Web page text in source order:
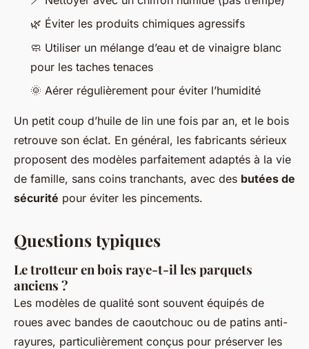
🌿 Éviter les produits chimiques agressifs
🧼 Utiliser un mélange d’eau et de vinaigre blanc
pour les taches tenaces
🌞 Aérer régulièrement pour éviter l’humidité
Un petit coup d’huile de lin une fois par an, et le bois
retrouve son éclat. En général, les fabricants sérieux
proposent des modèles parfaitement adaptés à la vie
de famille, sans coins tranchants, avec des butées de
sécurité pour éviter les pincements.
Questions typiques
Le trotteur en bois raye-t-il les parquets
anciens ?
Les modèles de qualité sont souvent équipés de
roues avec bandes de caoutchouc ou de patins anti-
rayures, particulièrement conçus pour préserver les